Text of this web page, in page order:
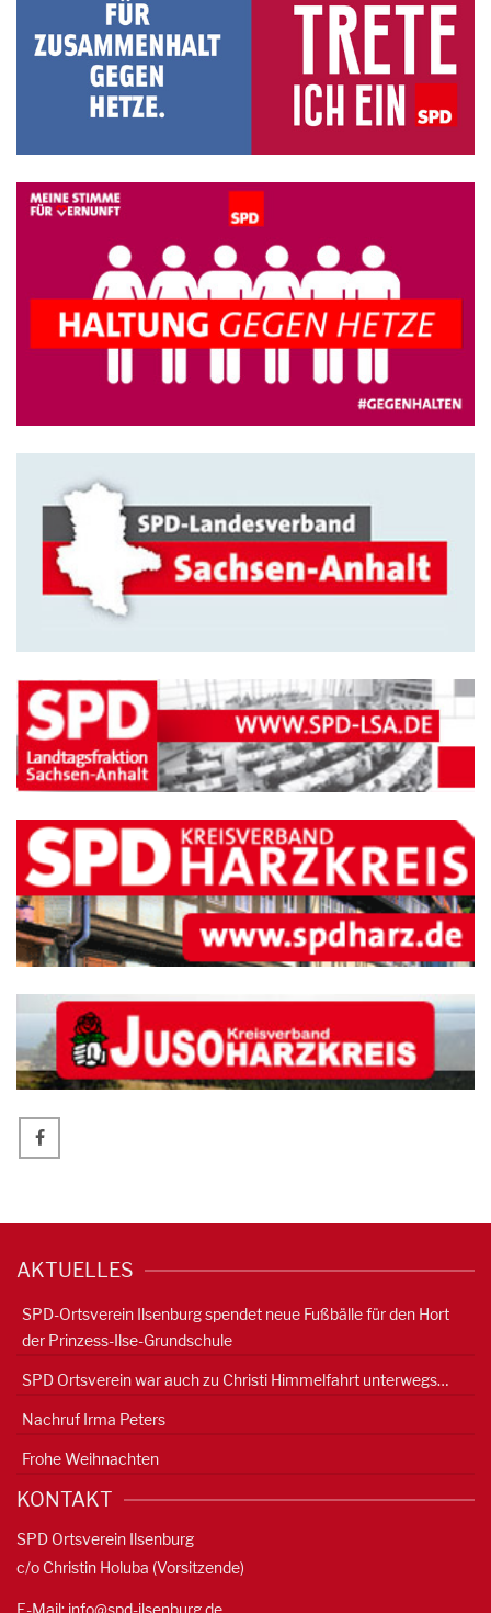
AKTUELLES
SPD-Ortsverein Ilsenburg spendet neue Fußbälle für den Hort
der Prinzess-Ilse-Grundschule
SPD Ortsverein war auch zu Christi Himmelfahrt unterwegs…
Nachruf Irma Peters
Frohe Weihnachten
KONTAKT
SPD Ortsverein Ilsenburg
c/o Christin Holuba (Vorsitzende)
E-Mail: info@spd-ilsenburg.de